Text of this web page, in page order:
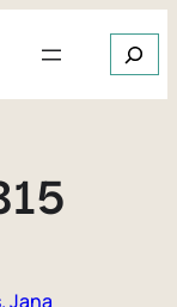
Szukaj
Jana